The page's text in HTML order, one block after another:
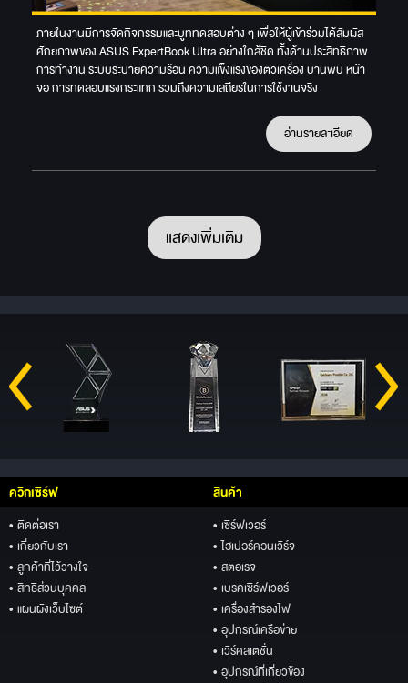
ภายในงานมีการจัดกิจกรรมและบูททดสอบต่าง ๆ เพื่อให้ผู้เข้าร่วมได้สัมผัส
ศักยภาพของ ASUS ExpertBook Ultra อย่างใกล้ชิด ทั้งด้านประสิทธิภาพ
การทำงาน ระบบระบายความร้อน ความแข็งแรงของตัวเครื่อง บานพับ หน้า
จอ การทดสอบแรงกระแทก รวมถึงความเสถียรในการใช้งานจริง
อ่านรายละเอียด
แสดงเพิ่มเติม
ควิกเซิร์ฟ
• ติดต่อเรา
• เกี่ยวกับเรา
• ลูกค้าที่ไว้วางใจ
• สิทธิส่วนบุคคล
• แผนผังเว็บไซต์
สินค้า
• เซิร์ฟเวอร์
• ไฮเปอร์คอนเวิร์จ
• สตอเรจ
• เบรคเซิร์ฟเวอร์
• เครื่องสำรองไฟ
• อุปกรณ์เครือข่าย
• เวิร์คสเตชั่น
• อุปกรณ์ที่เกี่ยวข้อง